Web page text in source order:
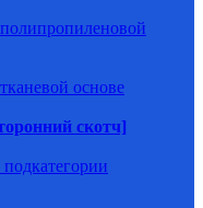
основе
скотч]
подкатегории